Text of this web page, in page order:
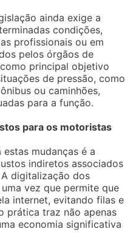
ainda exige a
condições,
profissionais ou em
pelos órgãos de
principal objetivo
de pressão, como
ou caminhões,
para a função.
para os motoristas
mudanças é a
indiretos associados
digitalização dos
vez que permite que
internet, evitando filas e
prática traz não apenas
economia significativa